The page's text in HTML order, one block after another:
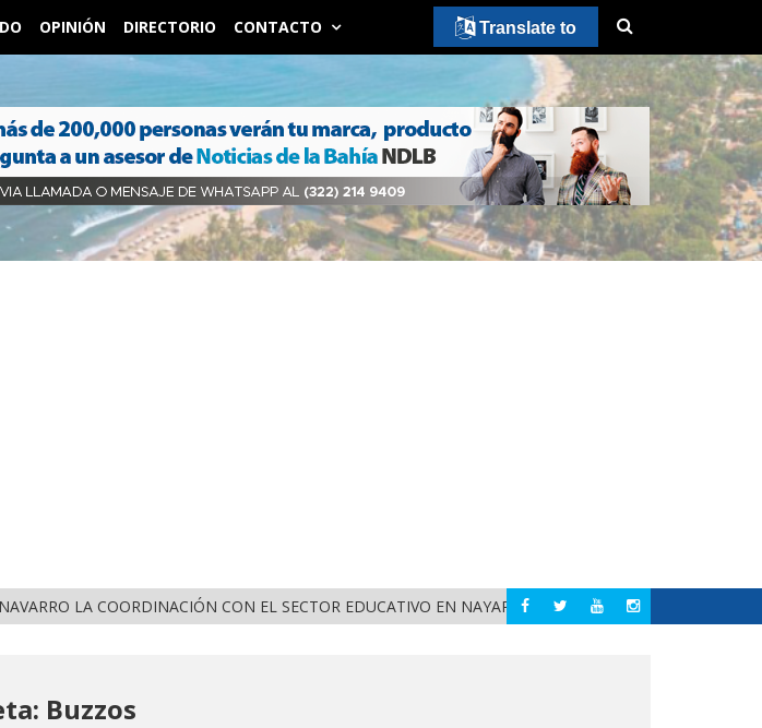
OPINIÓN DIRECTORIO CONTACTO
LA COORDINACIÓN CON EL SECTOR EDUCATIVO EN NAYARIT NAYARIT ALERTA DIF
Buzzos
Translate to